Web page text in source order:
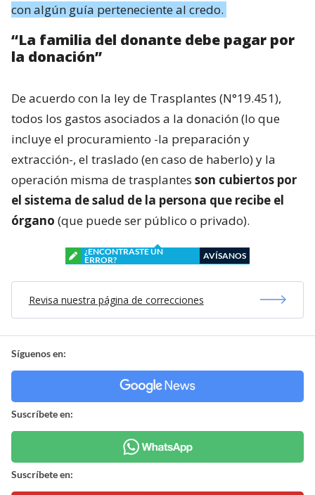
con algún guía perteneciente al credo.
“La familia del donante debe pagar por
la donación”
De acuerdo con la ley de Trasplantes (N°19.451),
todos los gastos asociados a la donación (lo que
incluye el procuramiento -la preparación y
extracción-, el traslado (en caso de haberlo) y la
operación misma de trasplantes son cubiertos por
el sistema de salud de la persona que recibe el
órgano (que puede ser público o privado).
¿ENCONTRASTE UN
ERROR?
AVÍSANOS
Revisa nuestra página de correcciones
Síguenos en:
Suscríbete en:
Suscríbete en: